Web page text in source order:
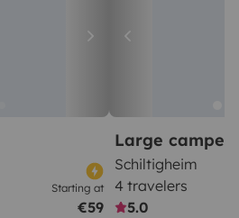
Starting at
€59
Large
Schiltigheim
4 travelers
5.0